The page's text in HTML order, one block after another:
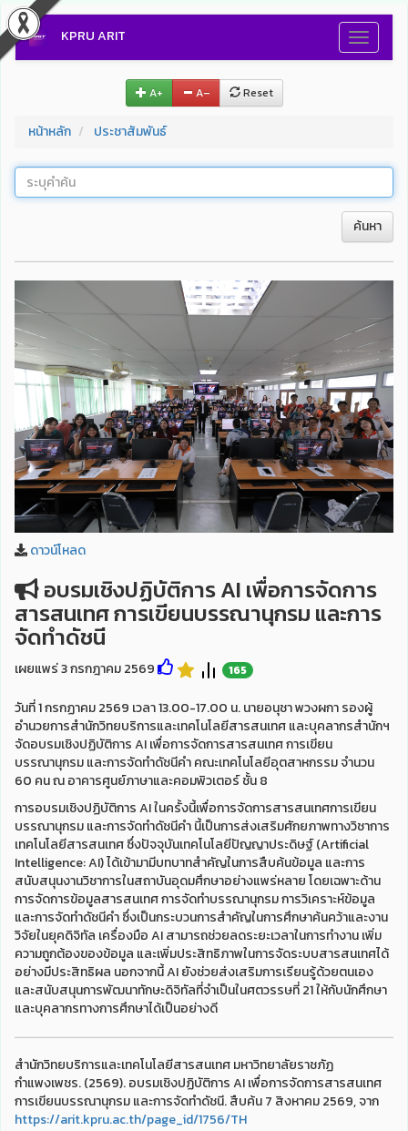
Toggle
KPRU ARIT
A+ A– Reset
หน้าหลัก ประชาสัมพันธ์
ค้นหา
ดาวน์โหลด
อบรมเชิงปฏิบัติการ AI เพื่อการจัดการ
สารสนเทศ การเขียนบรรณานุกรม และการ
จัดทำดัชนี
เผยแพร่ 3 กรกฎาคม 2569 165
วันที่ 1 กรกฏาคม 2569 เวลา 13.00-17.00 น. นายอนุชา พวงผกา รองผู้
อำนวยการสำนักวิทยบริการและเทคโนโลยีสารสนเทศ และบุคลากรสำนักฯ
จัดอบรมเชิงปฏิบัติการ AI เพื่อการจัดการสารสนเทศ การเขียน
บรรณานุกรม และการจัดทำดัชนีคำ คณะเทคโนโลยีอุตสาหกรรม จำนวน
60 คน ณ อาคารศูนย์ภาษาและคอมพิวเตอร์ ชั้น 8
การอบรมเชิงปฏิบัติการ AI ในครั้งนี้เพื่อการจัดการสารสนเทศการเขียน
บรรณานุกรม และการจัดทำดัชนีคำ นี้เป็นการส่งเสริมศักยภาพทางวิชาการ
เทคโนโลยีสารสนเทศ ซึ่งปัจจุบันเทคโนโลยีปัญญาประดิษฐ์ (Artificial
Intelligence: AI) ได้เข้ามามีบทบาทสำคัญในการสืบค้นข้อมูล และการ
สนับสนุนงานวิชาการในสถาบันอุดมศึกษาอย่างแพร่หลาย โดยเฉพาะด้าน
การจัดการข้อมูลสารสนเทศ การจัดทำบรรณานุกรม การวิเคราะห์ข้อมูล
และการจัดทำดัชนีคำ ซึ่งเป็นกระบวนการสำคัญในการศึกษาค้นคว้าและงาน
วิจัยในยุคดิจิทัล เครื่องมือ AI สามารถช่วยลดระยะเวลาในการทำงาน เพิ่ม
ความถูกต้องของข้อมูล และเพิ่มประสิทธิภาพในการจัดระบบสารสนเทศได้
อย่างมีประสิทธิผล นอกจากนี้ AI ยังช่วยส่งเสริมการเรียนรู้ด้วยตนเอง
และสนับสนุนการพัฒนาทักษะดิจิทัลที่จำเป็นในศตวรรษที่ 21 ให้กับนักศึกษา
และบุคลากรทางการศึกษาได้เป็นอย่างดี
สำนักวิทยบริการและเทคโนโลยีสารสนเทศ มหาวิทยาลัยราชภัฏ
กำแพงเพชร. (2569). อบรมเชิงปฏิบัติการ AI เพื่อการจัดการสารสนเทศ
การเขียนบรรณานุกรม และการจัดทำดัชนี. สืบค้น 7 สิงหาคม 2569, จาก
https://arit.kpru.ac.th/page_id/1756/TH